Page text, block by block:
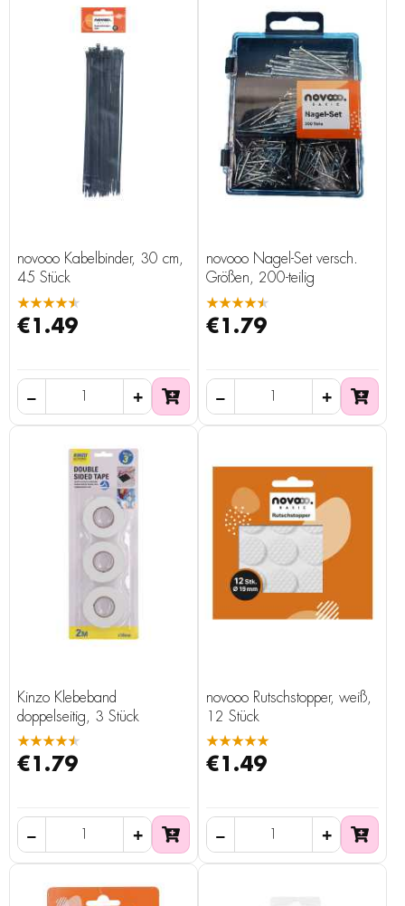
novooo Kabelbinder, 30 cm,
45 Stück
★★★★★
€1.49
novooo Nagel-Set versch.
Größen, 200-teilig
★★★★★
€1.79
Kinzo Klebeband
doppelseitig, 3 Stück
★★★★★
€1.79
novooo Rutschstopper, weiß,
12 Stück
★★★★★
€1.49